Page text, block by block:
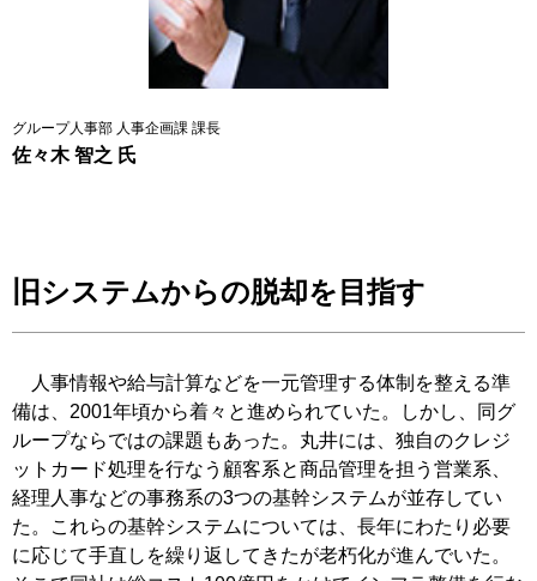
グループ人事部 人事企画課 課長
佐々木 智之 氏
旧システムからの脱却を目指す
人事情報や給与計算などを一元管理する体制を整える準
備は、2001年頃から着々と進められていた。しかし、同グ
ループならではの課題もあった。丸井には、独自のクレジ
ットカード処理を行なう顧客系と商品管理を担う営業系、
経理人事などの事務系の3つの基幹システムが並存してい
た。これらの基幹システムについては、長年にわたり必要
に応じて手直しを繰り返してきたが老朽化が進んでいた。